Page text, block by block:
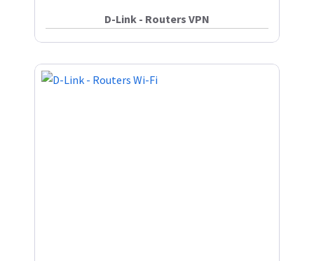
D-Link - Routers VPN